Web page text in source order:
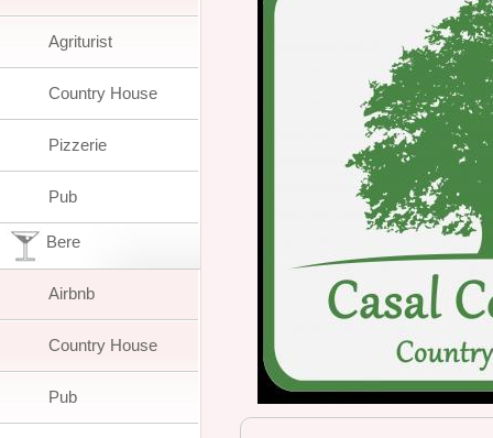
Agriturist
Country House
Pizzerie
Pub
Bere
Airbnb
Country House
Pub